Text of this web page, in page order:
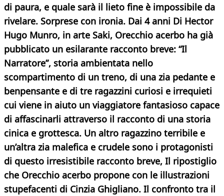
di paura, e quale sarà il lieto fine è impossibile da
rivelare. Sorprese con ironia. Dai 4 anni Di Hector
Hugo Munro, in arte Saki, Orecchio acerbo ha già
pubblicato un esilarante racconto breve: “Il
Narratore”, storia ambientata nello
scompartimento di un treno, di una zia pedante e
benpensante e di tre ragazzini curiosi e irrequieti
cui viene in aiuto un viaggiatore fantasioso capace
di affascinarli attraverso il racconto di una storia
cinica e grottesca. Un altro ragazzino terribile e
un’altra zia malefica e crudele sono i protagonisti
di questo irresistibile racconto breve, Il ripostiglio
che Orecchio acerbo propone con le illustrazioni
stupefacenti di Cinzia Ghigliano. Il confronto tra il